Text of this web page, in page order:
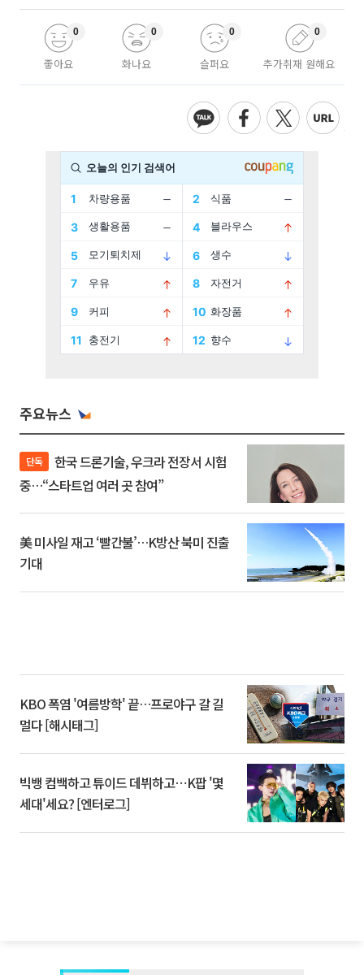
좋아요
0
화나요
0
슬퍼요
0
추가취재 원해요
0
주요뉴스
단독
중…“스타트업 여러 곳 참여”
美 미사일 재고 ‘빨간불’…K방산 북미 진출
기대
KBO 폭염 '여름방학' 끝…프로야구 갈 길
멀다 [해시태그]
빅뱅 컴백하고 튜이드 데뷔하고⋯K팝 '몇
세대'세요? [엔터로그]